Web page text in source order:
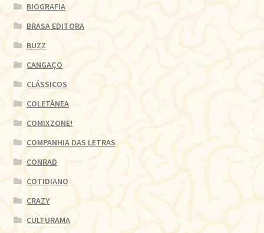
BIOGRAFIA
BRASA EDITORA
BUZZ
CANGAÇO
CLÁSSICOS
COLETÂNEA
COMIXZONE!
COMPANHIA DAS LETRAS
CONRAD
COTIDIANO
CRAZY
CULTURAMA